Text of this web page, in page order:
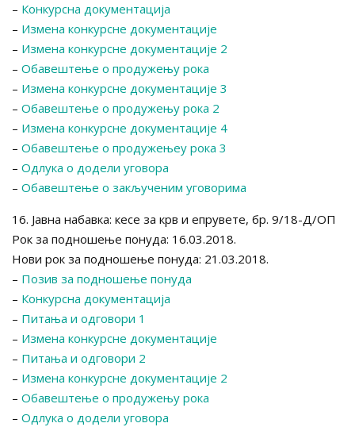
– Конкурсна документација
– Измена конкурсне документације
– Измена конкурсне документације 2
– Обавештење о продужењу рока
– Измена конкурсне документације 3
– Обавештење о продужењу рока 2
– Измена конкурсне документације 4
– Обавештење о продужењеу рока 3
– Одлука о додели уговора
– Обавештење о закљученим уговорима
16. Јавна набавка: кесе за крв и епрувете, бр. 9/18-Д/ОП
Рок за подношење понуда: 16.03.2018.
Нови рок за подношење понуда: 21.03.2018.
– Позив за подношење понуда
– Конкурсна документација
– Питања и одговори 1
– Измена конкурсне документације
– Питања и одговори 2
– Измена конкурсне документације 2
– Обавештење о продужењу рока
– Одлука о додели уговора